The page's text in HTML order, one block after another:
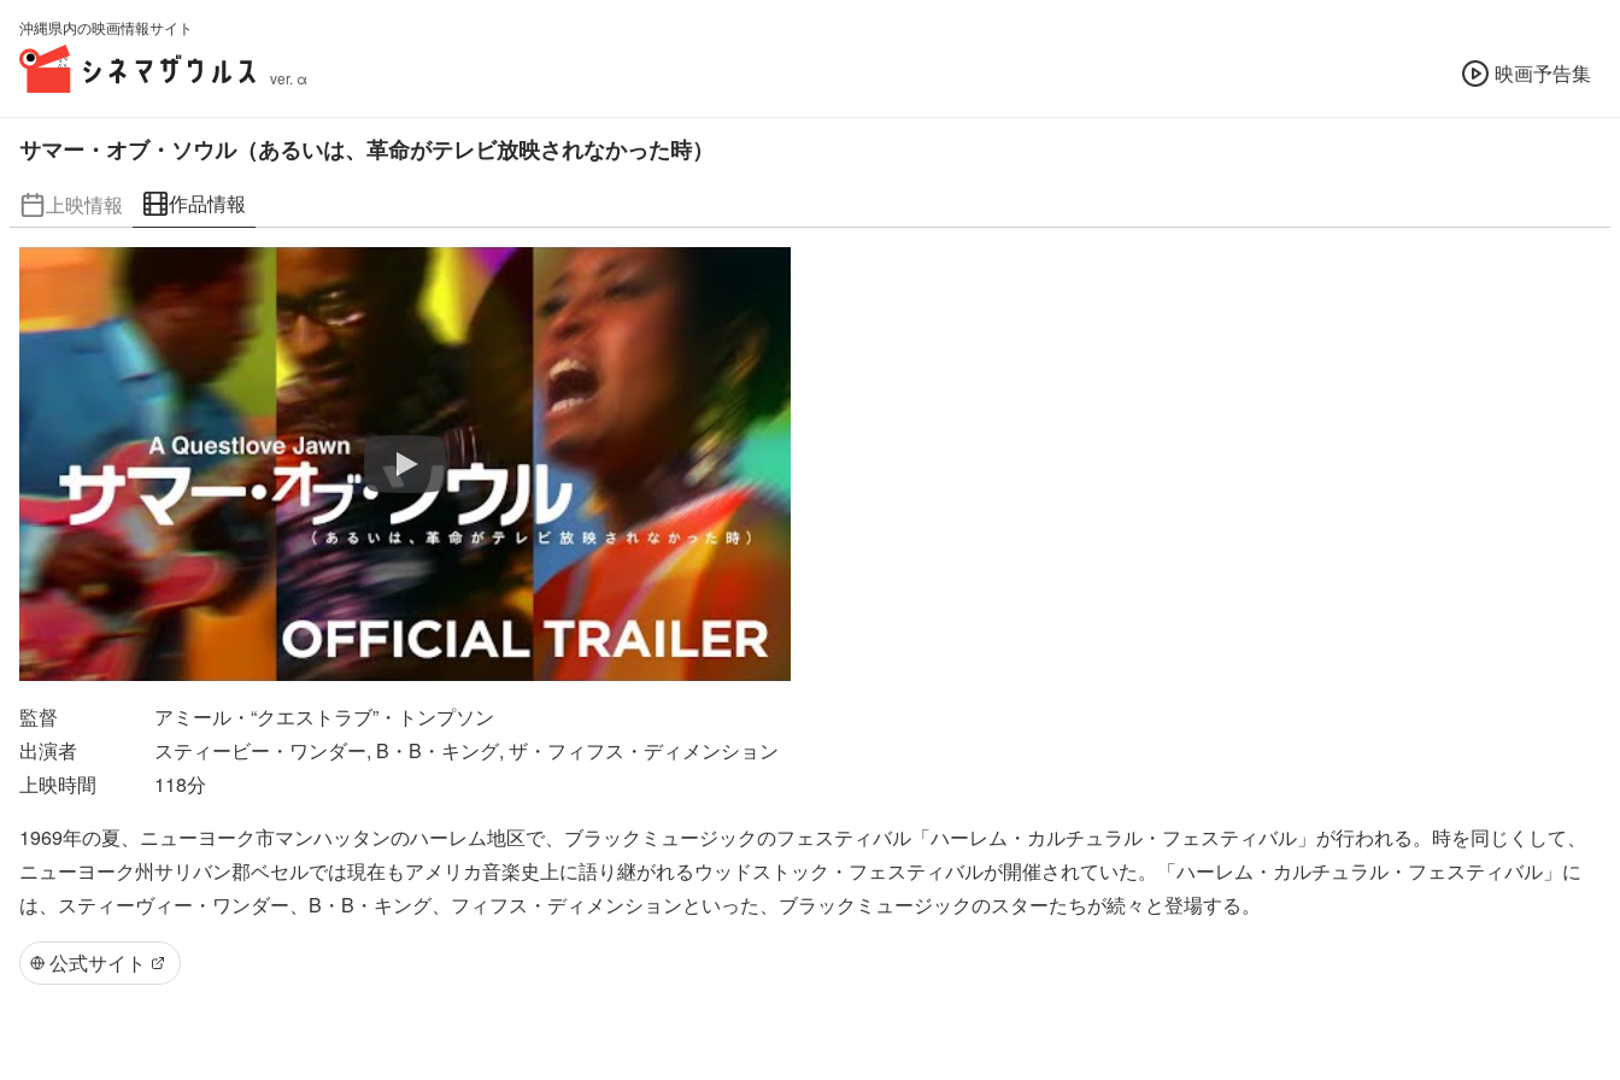
沖縄県内の映画情報サイト
ver. α 映画予告集
サマー・オブ・ソウル（あるいは、革命がテレビ放映されなかった時）
上映情報 作品情報
監督
アミール・“クエストラブ”・トンプソン
出演者
スティービー・ワンダー, B・B・キング, ザ・フィフス・ディメンション
上映時間
118分
1969年の夏、ニューヨーク市マンハッタンのハーレム地区で、ブラックミュージックのフェスティバル「ハーレム・カルチュラル・フェスティバル」が行われる。時を同じくして、
ニューヨーク州サリバン郡ベセルでは現在もアメリカ音楽史上に語り継がれるウッドストック・フェスティバルが開催されていた。「ハーレム・カルチュラル・フェスティバル」に
は、スティーヴィー・ワンダー、B・B・キング、フィフス・ディメンションといった、ブラックミュージックのスターたちが続々と登場する。
公式サイト